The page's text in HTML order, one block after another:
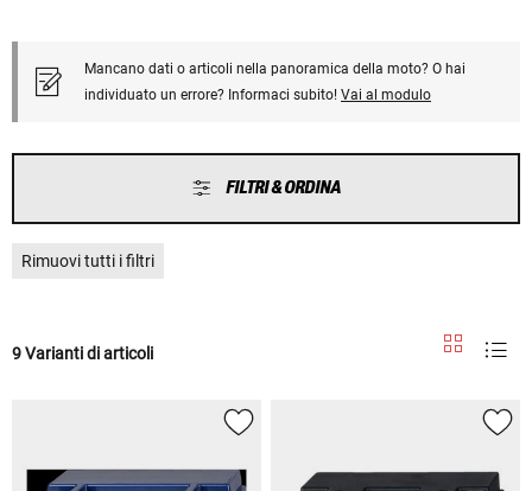
Mancano dati o articoli nella panoramica della moto? O hai
individuato un errore? Informaci subito! Vai al modulo
FILTRI & ORDINA
Rimuovi tutti i filtri
9 Varianti di articoli